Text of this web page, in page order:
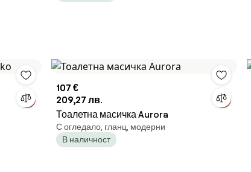
107 €
209,27 лв.
Тоалетна масичка Aurora
С огледало, гланц, модерни
В наличност